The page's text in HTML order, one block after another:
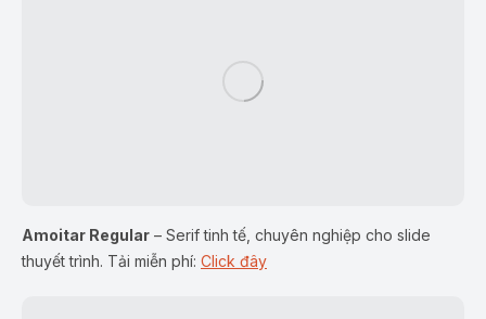
Amoitar Regular – Serif tinh tế, chuyên nghiệp cho slide
thuyết trình. Tải miễn phí: Click đây